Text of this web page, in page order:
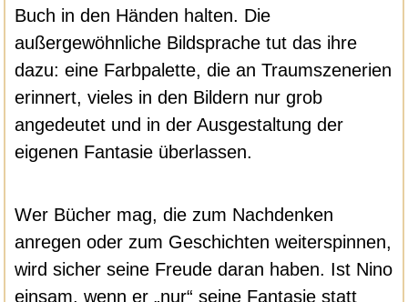
Buch in den Händen halten. Die
außergewöhnliche Bildsprache tut das ihre
dazu: eine Farbpalette, die an Traumszenerien
erinnert, vieles in den Bildern nur grob
angedeutet und in der Ausgestaltung der
eigenen Fantasie überlassen.
Wer Bücher mag, die zum Nachdenken
anregen oder zum Geschichten weiterspinnen,
wird sicher seine Freude daran haben. Ist Nino
einsam, wenn er „nur“ seine Fantasie statt